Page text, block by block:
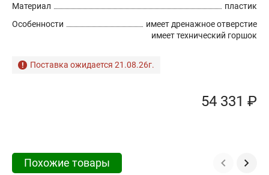
пластик
Материал
имеет дренажное отверстие
имеет технический горшок
Особенности
Поставка ожидается 21.08.26г.
54 331 ₽
Похожие товары